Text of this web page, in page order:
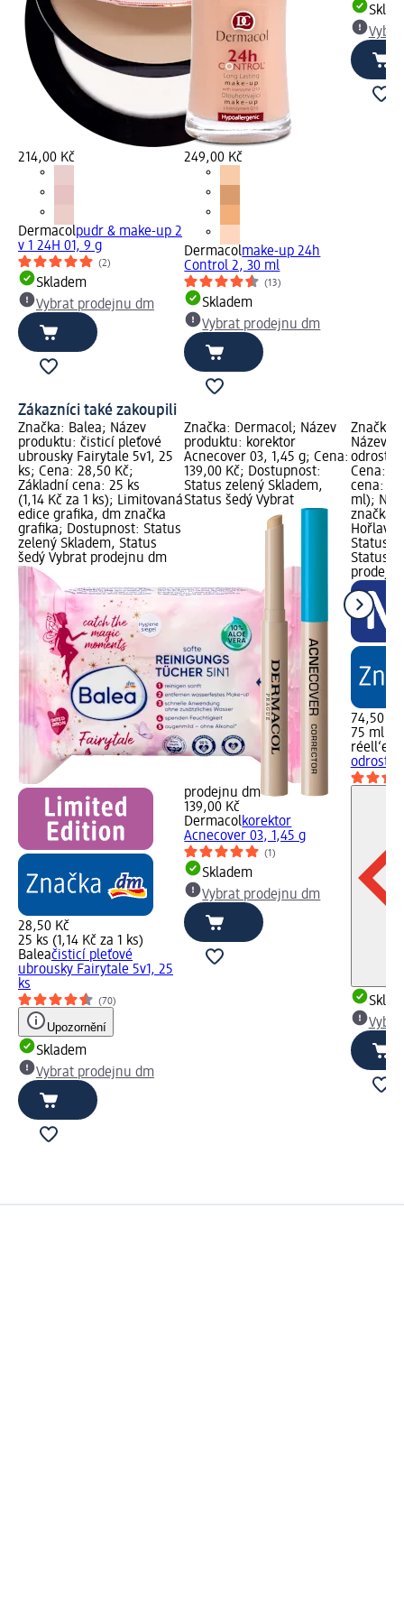
214,00 Kč
Dermacolpudr & make-up 2
v 1 24H 01, 9 g
(2)
Skladem
Vybrat prodejnu dm
249,00 Kč
Dermacolmake-up 24h
Control 2, 30 ml
(13)
Skladem
Vybrat prodejnu dm
Zákazníci také zakoupili
Značka: Balea; Název
produktu: čisticí pleťové
ubrousky Fairytale 5v1, 25
ks; Cena: 28,50 Kč;
Základní cena: 25 ks
(1,14 Kč za 1 ks); Limitovaná
edice grafika, dm značka
grafika; Dostupnost: Status
zelený Skladem, Status
šedý Vybrat prodejnu dm
28,50 Kč
25 ks (1,14 Kč za 1 ks)
Baleačisticí pleťové
ubrousky Fairytale 5v1, 25
ks
(70)
Upozornění
Skladem
Vybrat prodejnu dm
Značka: Dermacol; Název
produktu: korektor
Acnecover 03, 1,45 g; Cena:
139,00 Kč; Dostupnost:
Status zelený Skladem,
Status šedý Vybrat
prodejnu dm
139,00 Kč
Dermacolkorektor
Acnecover 03, 1,45 g
(1)
Skladem
Vybrat prodejnu dm
Značka:
Název
odrosty
Cena:
cena: 75
ml);
značka
Hořlavé
Status
Status
74,50 Kč
75 ml
réell‘e
odrosty